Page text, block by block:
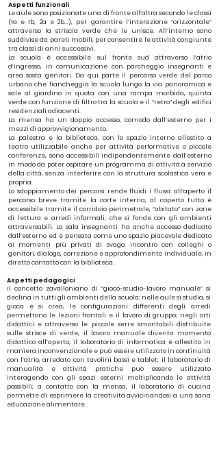
Aspetti funzionali
Le aule sono posizionate una di fronte all’altra secondo le classi
(1a e 1b, 2a e 2b...), per garantire l’interazione “orizzontale”
attraverso la striscia verde che le unisce. All’interno sono
suddivise da pareti mobili, per consentire le attività congiunte
tra classi di anni successivi.
La scuola è accessibile sul fronte sud attraverso l’atrio
d’ingresso, in comunicazione con parcheggio insegnanti e
area sosta genitori. Da qui parte il percorso verde del parco
urbano che fiancheggia la scuola lungo la via panoramica e
sale al giardino in quota con una rampa morbida, quinta
verde con funzione di filtro tra la scuola e il “retro” degli edifici
residenziali adiacenti.
La mensa ha un doppio accesso, comodo dall’esterno per i
mezzi di approvvigionamento.
La palestra e la biblioteca, con lo spazio interno allestito a
teatro utilizzabile anche per attività performative o piccole
conferenze, sono accessibili indipendentemente dall’esterno
in modo da poter ospitare un programma di attività a servizio
della città, senza interferire con la struttura scolastica vera e
propria.
Lo sdoppiamento dei percorsi rende fluidi i flussi: all’aperto il
percorso breve tramite la corte interna, al coperto tutto è
accessibile tramite il corridoio perimetrale, “abitato” con zone
di lettura e arredi informali, che si fonde con gli ambienti
attraversabili. La sala insegnanti ha anche accesso dedicato
dall’esterno ed è pensata come uno spazio piacevole dedicato
ai momenti più privati di svago, incontro con colleghi o
genitori, dialogo, correzione e approfondimento individuale, in
diretto contatto con la biblioteca.
Aspetti pedagogici
Il concetto zavalloniano di “gioco-studio-lavoro manuale” si
declina in tutti gli ambienti della scuola: nelle aule si studia, si
gioca e si crea, le configurazioni differenti degli arredi
permettono le lezioni frontali e il lavoro di gruppo; negli orti
didattici e attraverso le piccole serre smontabili distribuite
sulle strisce di verde, il lavoro manuale diventa momento
didattico all’aperto; il laboratorio di informatica è allestito in
maniera inconvenzionale e può essere utilizzato in continuità
con l’atrio, arredato con tavolini bassi e tablet; il laboratorio di
manualità e attività pratiche può essere utilizzato
interagendo con gli spazi esterni moltiplicando le attività
possibili; a contatto con la mensa, il laboratorio di cucina
permette di esprimere la creatività avvicinandosi a una sana
educazione alimentare.